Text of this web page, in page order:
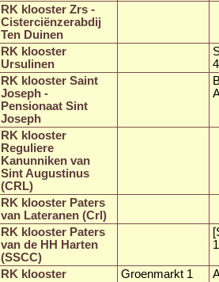
RK klooster Zrs -
Cisterciënzerabdij
Ten Duinen
RK klooster
Ursulinen
RK klooster Saint
Joseph -
Pensionaat Sint
Joseph
RK klooster
Reguliere
Kanunniken van
Sint Augustinus
(CRL)
RK klooster Paters
van Lateranen (Crl)
RK klooster Paters
van de HH Harten
(SSCC)
RK klooster
Groenmarkt 1